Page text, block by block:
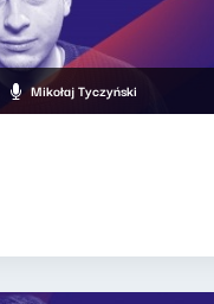
Mikołaj Tyczyński